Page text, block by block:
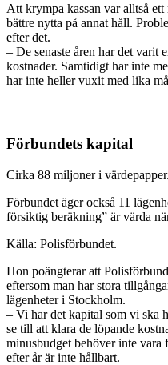
Att krympa kassan var alltså ett
bättre nytta på annat håll.
efter det.
– De senaste åren har det varit
kostnader. Samtidigt har inte
har inte heller vuxit med lika
Förbundets kapital
Cirka 88 miljoner i värdepapper.
Förbundet äger också 11
försiktig beräkning” är värda
Källa: Polisförbundet.
Hon poängterar att
eftersom man har stora
lägenheter i Stockholm.
– Vi har det kapital som vi ska
se till att klara de löpande
minusbudget behöver inte vara
efter år är inte hållbart.